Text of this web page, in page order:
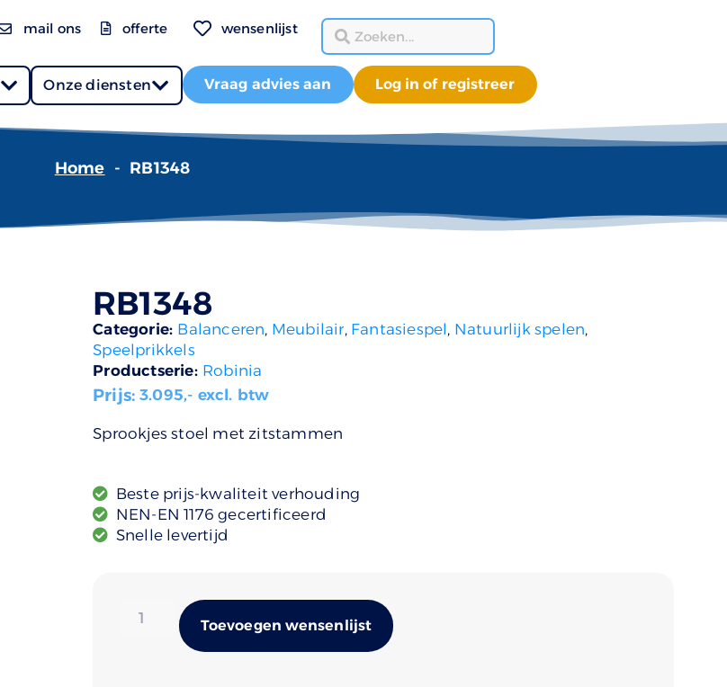
mail ons offerte wensenlijst
Onze diensten Vraag advies aan Log in of registreer
Home - RB1348
RB1348
Categorie: Balanceren, Meubilair, Fantasiespel, Natuurlijk spelen,
Speelprikkels
Productserie: Robinia
Prijs:3.095,- excl. btw
Sprookjes stoel met zitstammen
Beste prijs-kwaliteit verhouding
NEN-EN 1176 gecertificeerd
Snelle levertijd
Toevoegen wensenlijst